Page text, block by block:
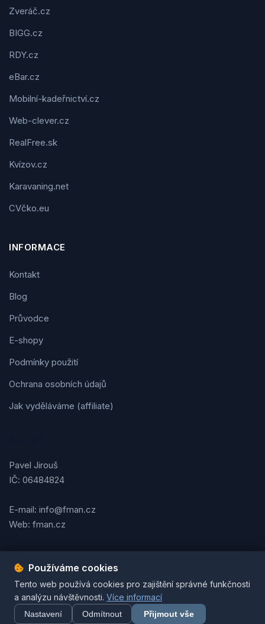
Zveráč.cz
BIGG.cz
RDY.cz
eBar.cz
Mobilní-kadeřnictví.cz
Web-clever.cz
RealFree.sk
Kvízov.cz
Karavaning.net
CVčko.eu
INFORMACE
Kontakt
Blog
Průvodce
E-shopy
Podmínky použití
Ochrana osobních údajů
Jak vyděláváme (affiliate)
Pavel Jirouš
IČ: 06484824
E-mail: info@fman.cz
Web: fman.cz
Podmínky použitíOchrana osobních údajůCookies
© 2026 FMAN.cz. Všechna práva vyhrazena. | Vytvořil
Jirouš
Používáme cookies
Tento web používá cookies pro zajištění správné funkčnosti
a analýzu návštěvnosti. Více informací
Nastavení Odmítnout Přijmout vše